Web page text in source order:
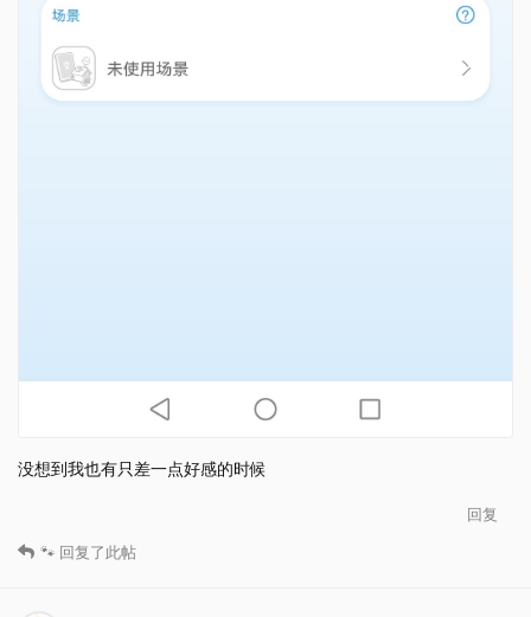
没想到我也有只差一点好感的时候
回复
🐾 回复了此帖